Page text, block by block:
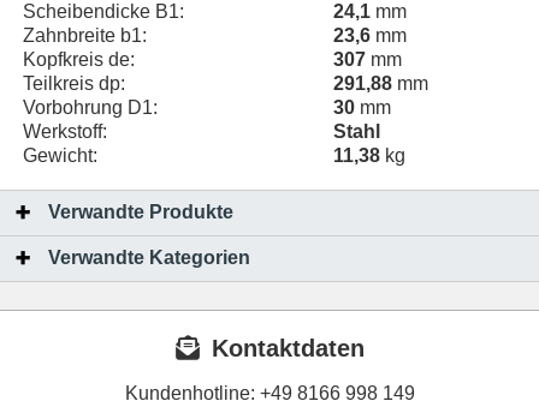
Scheibendicke B1:
24,1 mm
Zahnbreite b1:
23,6 mm
Kopfkreis de:
307 mm
Teilkreis dp:
291,88 mm
Vorbohrung D1:
30 mm
Werkstoff:
Stahl
Gewicht:
11,38 kg
Verwandte Produkte
Verwandte Kategorien
Kontaktdaten
Kundenhotline: +49 8166 998 149